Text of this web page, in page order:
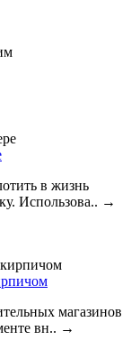
в жизнь
Использова.. →
магазинов
вн.. →